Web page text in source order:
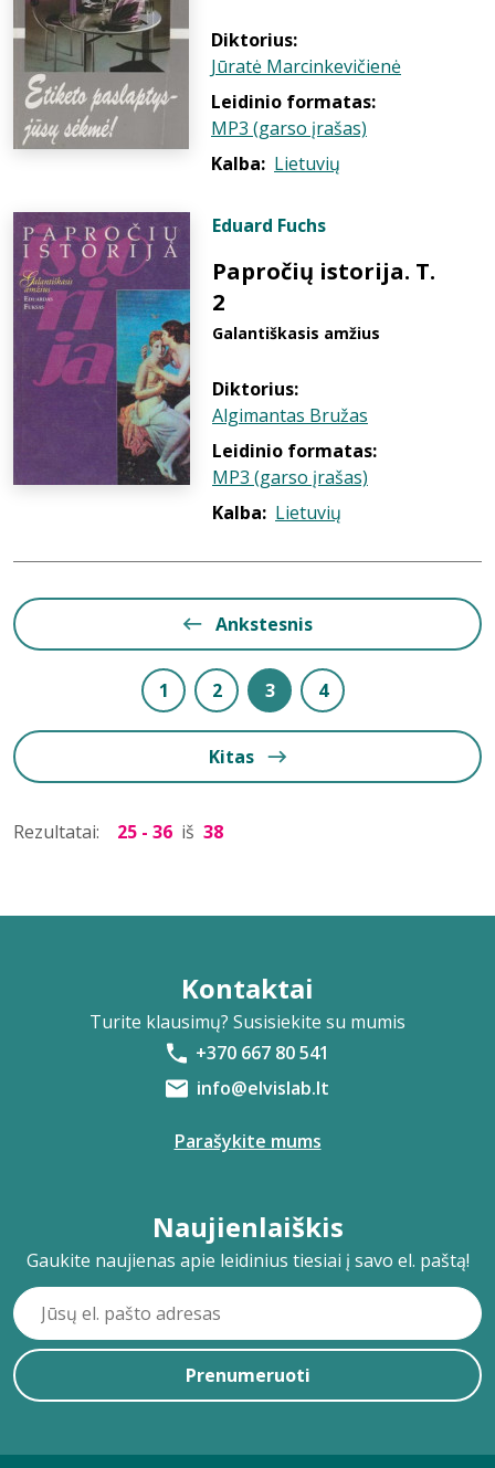
Diktorius:
Jūratė Marcinkevičienė
Leidinio formatas:
MP3 (garso įrašas)
Kalba: Lietuvių
Eduard Fuchs
Papročių istorija. T.
2
Galantiškasis amžius
Diktorius:
Algimantas Bružas
Leidinio formatas:
MP3 (garso įrašas)
Kalba: Lietuvių
Ankstesnis
1 2 3 4
Kitas
Rezultatai: 25 - 36 iš 38
Kontaktai
Turite klausimų? Susisiekite su mumis
+370 667 80 541
info@elvislab.lt
Parašykite mums
Naujienlaiškis
Gaukite naujienas apie leidinius tiesiai į savo el. paštą!
Prenumeruoti